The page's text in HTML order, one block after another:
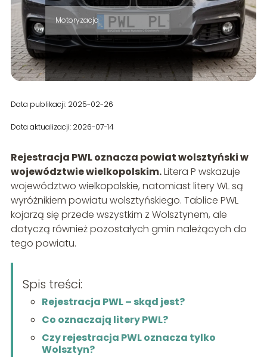
Motoryzacja
Data publikacji: 2025-02-26
Data aktualizacji: 2026-07-14
Rejestracja PWL oznacza powiat wolsztyński w
województwie wielkopolskim.Litera P wskazuje
województwo wielkopolskie, natomiast litery WL są
wyróżnikiem powiatu wolsztyńskiego. Tablice PWL
kojarzą się przede wszystkim z Wolsztynem, ale
dotyczą również pozostałych gmin należących do
tego powiatu.
Spis treści:
Rejestracja PWL – skąd jest?
Co oznaczają litery PWL?
Czy rejestracja PWL oznacza tylko
Wolsztyn?